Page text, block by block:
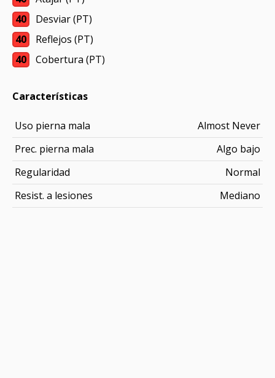
40
Desviar (PT)
40
Reflejos (PT)
40
Cobertura (PT)
Características
Uso pierna mala
Almost Never
Prec. pierna mala
Algo bajo
Regularidad
Normal
Resist. a lesiones
Mediano